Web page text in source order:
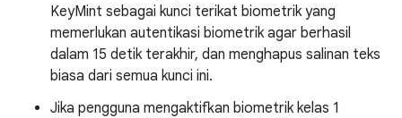
KeyMint sebagai kunci terikat biometrik yang
memerlukan autentikasi biometrik agar berhasil
dalam 15 detik terakhir, dan menghapus salinan teks
biasa dari semua kunci ini.
Jika pengguna mengaktifkan biometrik kelas 1